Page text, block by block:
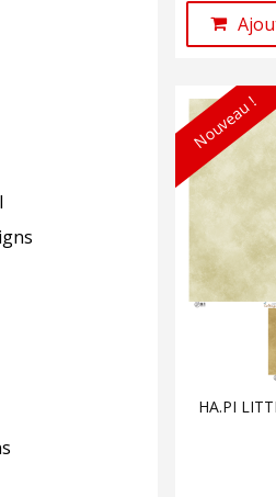
Nouveau !
HA.PI